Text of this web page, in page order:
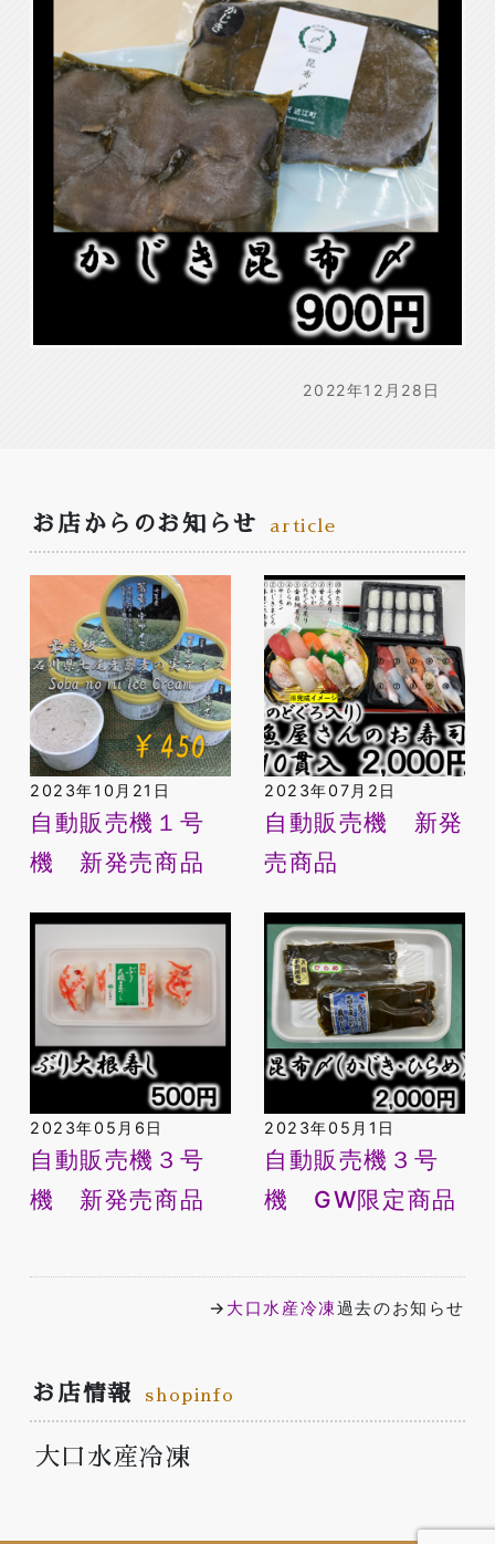
2022年12月28日
お店からのお知らせ article
2023年10月21日
自動販売機１号
機 新発売商品
2023年07月2日
自動販売機 新発
売商品
2023年05月6日
自動販売機３号
機 新発売商品
2023年05月1日
自動販売機３号
機 GW限定商品
→ 大口水産冷凍過去のお知らせ
お店情報 shopinfo
大口水産冷凍